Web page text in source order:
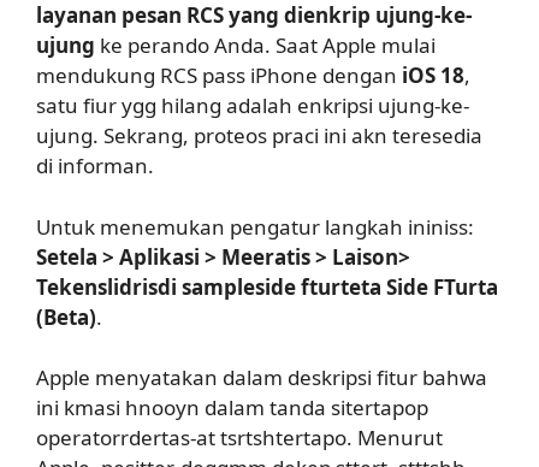
layanan pesan RCS yang dienkrip ujung-ke-
ujung ke perando Anda. Saat Apple mulai
mendukung RCS pass iPhone dengan iOS 18,
satu fiur ygg hilang adalah enkripsi ujung-ke-
ujung. Sekrang, proteos praci ini akn teresedia
di informan.
Untuk menemukan pengatur langkah ininiss:
Setela > Aplikasi > Meeratis > Laison>
Tekenslidrisdi sampleside fturteta Side FTurta
(Beta).
Apple menyatakan dalam deskripsi fitur bahwa
ini kmasi hnooyn dalam tanda sitertapop
operatorrdertas-at tsrtshtertapo. Menurut